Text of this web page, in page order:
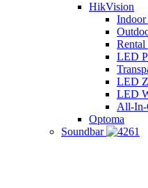
HikVision
LED
LED
LED
All-In-
Optoma
Soundbar